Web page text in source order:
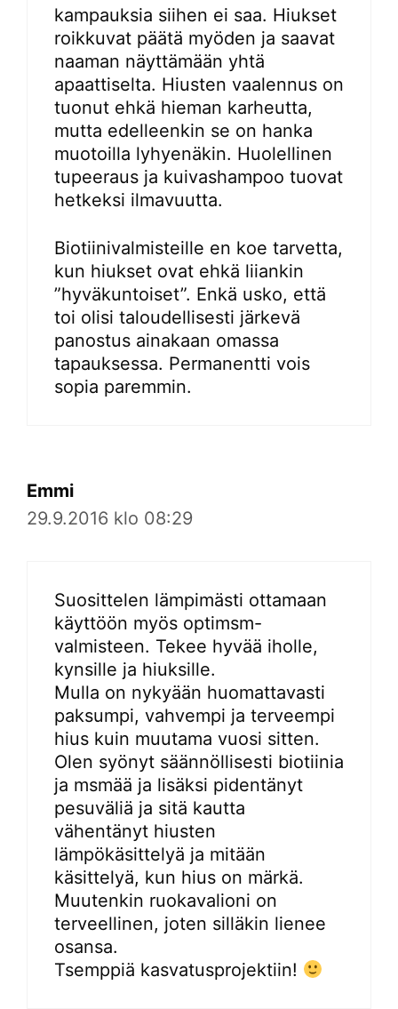
kampauksia siihen ei saa. Hiukset
roikkuvat päätä myöden ja saavat
naaman näyttämään yhtä
apaattiselta. Hiusten vaalennus on
tuonut ehkä hieman karheutta,
mutta edelleenkin se on hanka
muotoilla lyhyenäkin. Huolellinen
tupeeraus ja kuivashampoo tuovat
hetkeksi ilmavuutta.
Biotiinivalmisteille en koe tarvetta,
kun hiukset ovat ehkä liiankin
”hyväkuntoiset”. Enkä usko, että
toi olisi taloudellisesti järkevä
panostus ainakaan omassa
tapauksessa. Permanentti vois
sopia paremmin.
Emmi
29.9.2016 klo 08:29
Suosittelen lämpimästi ottamaan
käyttöön myös optimsm-
valmisteen. Tekee hyvää iholle,
kynsille ja hiuksille.
Mulla on nykyään huomattavasti
paksumpi, vahvempi ja terveempi
hius kuin muutama vuosi sitten.
Olen syönyt säännöllisesti biotiinia
ja msmää ja lisäksi pidentänyt
pesuväliä ja sitä kautta
vähentänyt hiusten
lämpökäsittelyä ja mitään
käsittelyä, kun hius on märkä.
Muutenkin ruokavalioni on
terveellinen, joten silläkin lienee
osansa.
Tsemppiä kasvatusprojektiin!